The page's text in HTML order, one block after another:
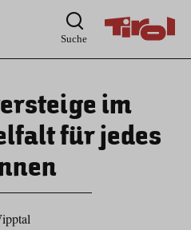
Hauptnavigation
Inhaltsbereich
Suche
im
für jedes